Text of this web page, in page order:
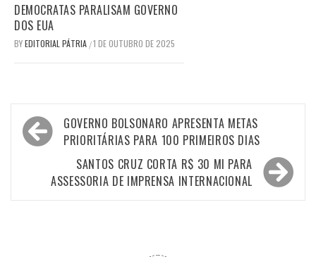
DEMOCRATAS PARALISAM GOVERNO
DOS EUA
BYEDITORIAL PÁTRIA /1 DE OUTUBRO DE 2025
Navegação
de
GOVERNO BOLSONARO APRESENTA METAS
PRIORITÁRIAS PARA 100 PRIMEIROS DIAS
SANTOS CRUZ CORTA R$ 30 MI PARA
ASSESSORIA DE IMPRENSA INTERNACIONAL